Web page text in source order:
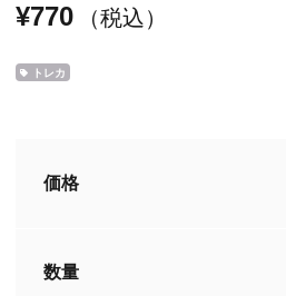
¥770 （税込）
トレカ
価格
数量